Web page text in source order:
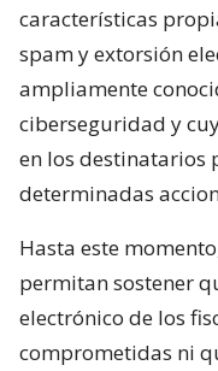
características
spam y extorsión
ampliamente
ciberseguridad y
en los destinatarios
determinadas
Hasta este
permitan sostener
electrónico de los
comprometidas ni